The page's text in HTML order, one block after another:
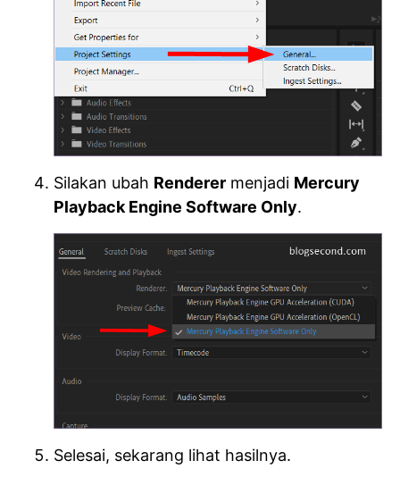
Silakan ubah Renderer menjadi Mercury
Playback Engine Software Only.
Selesai, sekarang lihat hasilnya.